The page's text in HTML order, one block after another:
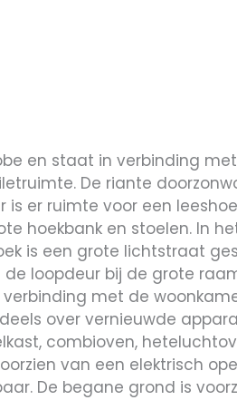
en staat in verbinding
De riante
er ruimte voor een
hoekbank en stoelen. In
is een grote lichtstraat
de loopdeur bij de grote
met de
over vernieuwde
combioven,
van een elektrisch
De begane grond is